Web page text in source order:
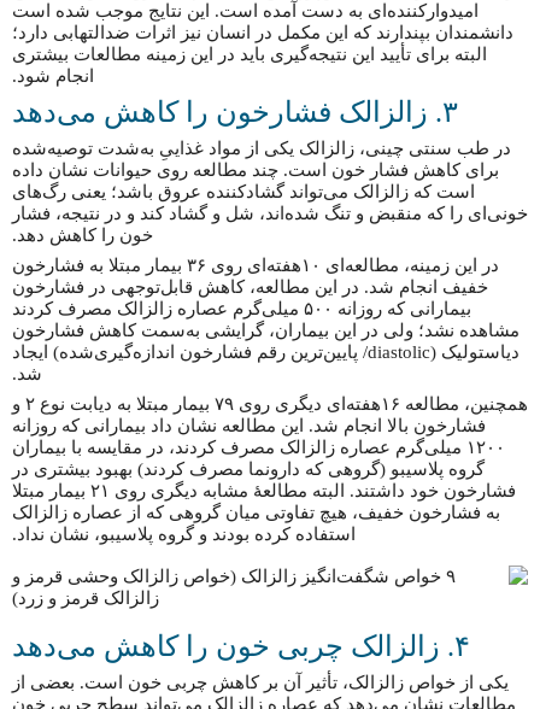
امیدوارکننده‌ای به دست آمده است. این نتایج موجب شده است
دانشمندان بپندارند که این مکمل در انسان نیز اثرات ضدالتهابی دارد؛
البته برای تأیید این نتیجه‌گیری باید در این زمینه مطالعات بیشتری
انجام شود.
۳. زالزالک فشارخون را کاهش می‌دهد
در طب سنتی چینی، زالزالک یکی از مواد غذاییِ به‌شدت توصیه‌شده
برای کاهش فشار خون است. چند مطالعه روی حیوانات نشان داده
است که زالزالک می‌تواند گشادکننده عروق باشد؛ یعنی رگ‌های
خونی‌ای را که منقبض و تنگ شده‌اند، شل و گشاد کند و در نتیجه، فشار
خون را کاهش دهد.
در این زمینه، مطالعه‌ای ۱۰هفته‌ای روی ۳۶ بیمار مبتلا به فشارخون
خفیف انجام شد. در این مطالعه، کاهش قابل‌توجهی در فشارخون
بیمارانی که روزانه ۵۰۰ میلی‌گرم عصاره زالزالک مصرف کردند
مشاهده نشد؛ ولی در این بیماران، گرایشی به‌سمت کاهش فشارخون
دیاستولیک (diastolic/ پایین‌ترین رقم فشارخون اندازه‌گیری‌شده) ایجاد
شد.
همچنین، مطالعه ۱۶هفته‌ای دیگری روی ۷۹ بیمار مبتلا به دیابت نوع ۲ و
فشارخون بالا انجام شد. این مطالعه نشان داد بیمارانی که روزانه
۱۲۰۰ میلی‌گرم عصاره زالزالک مصرف کردند، در مقایسه با بیماران
گروه پلاسیبو (گروهی که دارونما مصرف کردند) بهبود بیشتری در
فشارخون خود داشتند. البته مطالعهٔ مشابه دیگری روی ۲۱ بیمار مبتلا
به فشارخون خفیف، هیچ تفاوتی میان گروهی که از عصاره زالزالک
استفاده کرده بودند و گروه پلاسیبو، نشان نداد.
۴. زالزالک چربی خون را کاهش می‌دهد
یکی از خواص زالزالک، تأثیر آن بر کاهش چربی خون است. بعضی از
مطالعات نشان می‌دهد که عصاره زالزالک می‌تواند سطح چربی خون